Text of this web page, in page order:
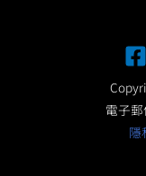
電子郵
隱